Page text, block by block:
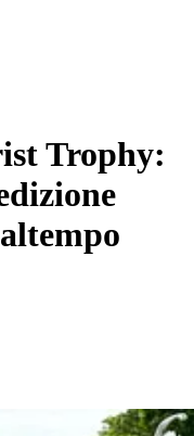
Trophy: